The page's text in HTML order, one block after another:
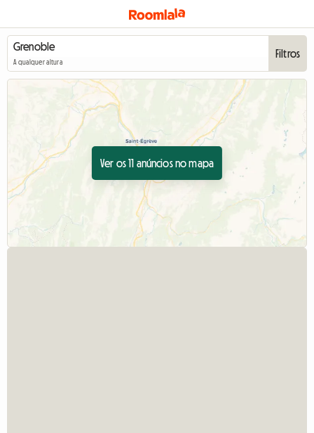
A qualquer altura
Filtros
Ver os 11 anúncios no mapa